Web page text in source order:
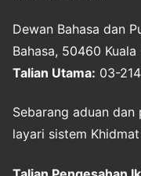
Dewan Bahasa dan
Bahasa, 50460 Kuala
Talian Utama: 03-
Sebarang aduan dan
layari sistem